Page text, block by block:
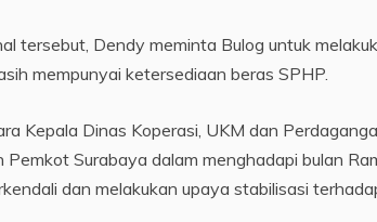
tersebut, Dendy meminta Bulog untuk
mempunyai ketersediaan beras SPHP.
Kepala Dinas Koperasi, UKM dan
Pemkot Surabaya dalam menghadapi bulan
dan melakukan upaya stabilisasi